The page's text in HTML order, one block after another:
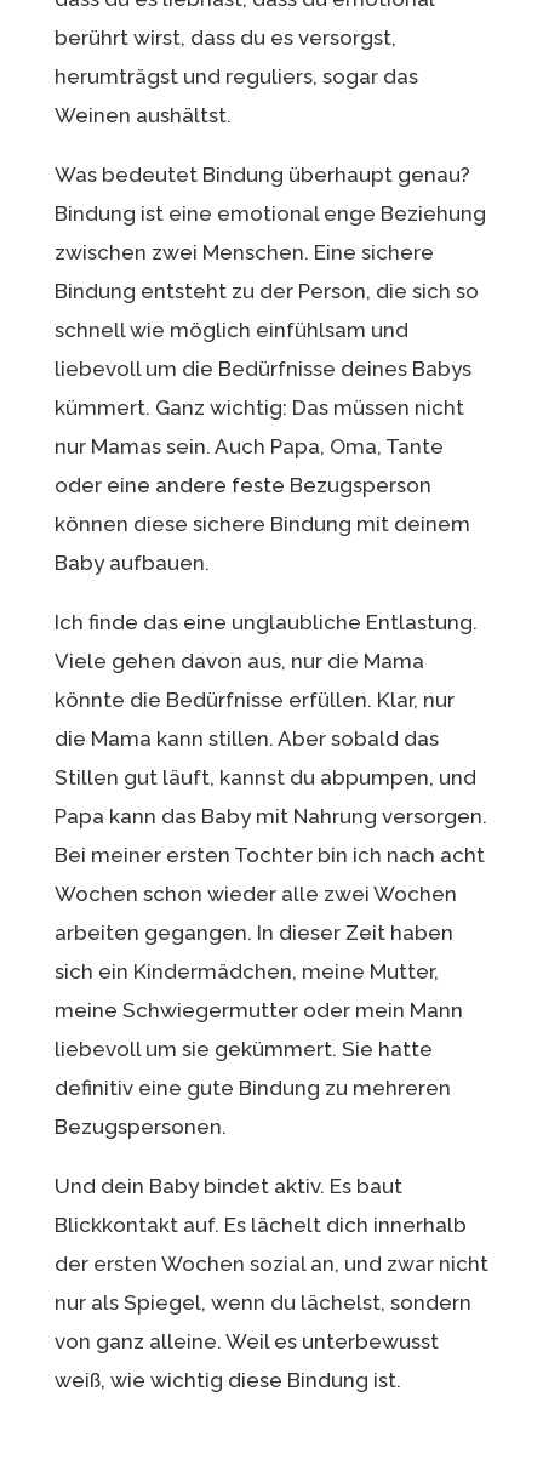
berührt wirst, dass du es versorgst,
herumträgst und reguliers, sogar das
Weinen aushältst.
Was bedeutet Bindung überhaupt genau?
Bindung ist eine emotional enge Beziehung
zwischen zwei Menschen. Eine sichere
Bindung entsteht zu der Person, die sich so
schnell wie möglich einfühlsam und
liebevoll um die Bedürfnisse deines Babys
kümmert. Ganz wichtig: Das müssen nicht
nur Mamas sein. Auch Papa, Oma, Tante
oder eine andere feste Bezugsperson
können diese sichere Bindung mit deinem
Baby aufbauen.
Ich finde das eine unglaubliche Entlastung.
Viele gehen davon aus, nur die Mama
könnte die Bedürfnisse erfüllen. Klar, nur
die Mama kann stillen. Aber sobald das
Stillen gut läuft, kannst du abpumpen, und
Papa kann das Baby mit Nahrung versorgen.
Bei meiner ersten Tochter bin ich nach acht
Wochen schon wieder alle zwei Wochen
arbeiten gegangen. In dieser Zeit haben
sich ein Kindermädchen, meine Mutter,
meine Schwiegermutter oder mein Mann
liebevoll um sie gekümmert. Sie hatte
definitiv eine gute Bindung zu mehreren
Bezugspersonen.
Und dein Baby bindet aktiv. Es baut
Blickkontakt auf. Es lächelt dich innerhalb
der ersten Wochen sozial an, und zwar nicht
nur als Spiegel, wenn du lächelst, sondern
von ganz alleine. Weil es unterbewusst
weiß, wie wichtig diese Bindung ist.